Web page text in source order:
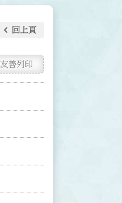
keyboard_arrow_left 回上頁
友善列印